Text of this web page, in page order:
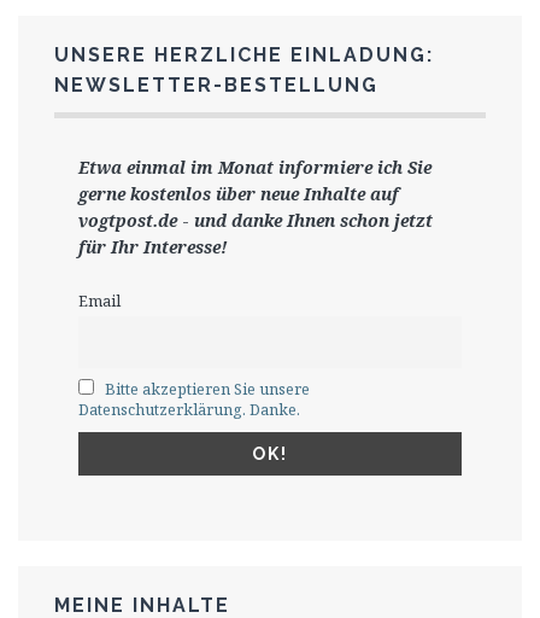
UNSERE HERZLICHE EINLADUNG:
NEWSLETTER-BESTELLUNG
Etwa einmal im Monat informiere ich Sie
gernekostenlos über neue Inhalte auf
vogtpost.de- und danke Ihnen schon jetzt
für Ihr Interesse!
Email
Bitte akzeptieren Sie unsere
Datenschutzerklärung. Danke.
MEINE INHALTE